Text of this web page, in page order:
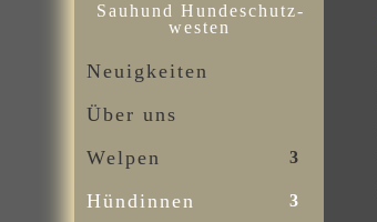
Sauhund Hundeschutz­
westen
Neuigkeiten
Über uns
Welpen
Hündinnen